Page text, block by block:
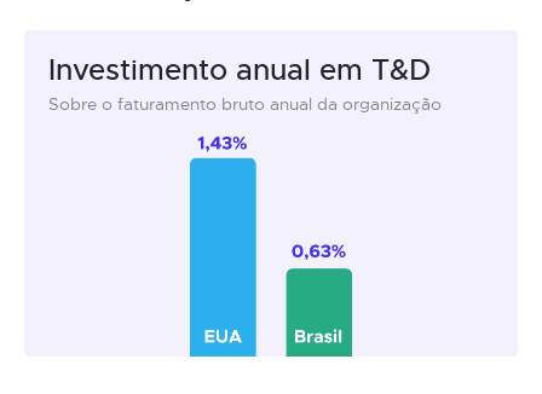
Investimento anual em T&D
Sobre o faturamento bruto anual da organização